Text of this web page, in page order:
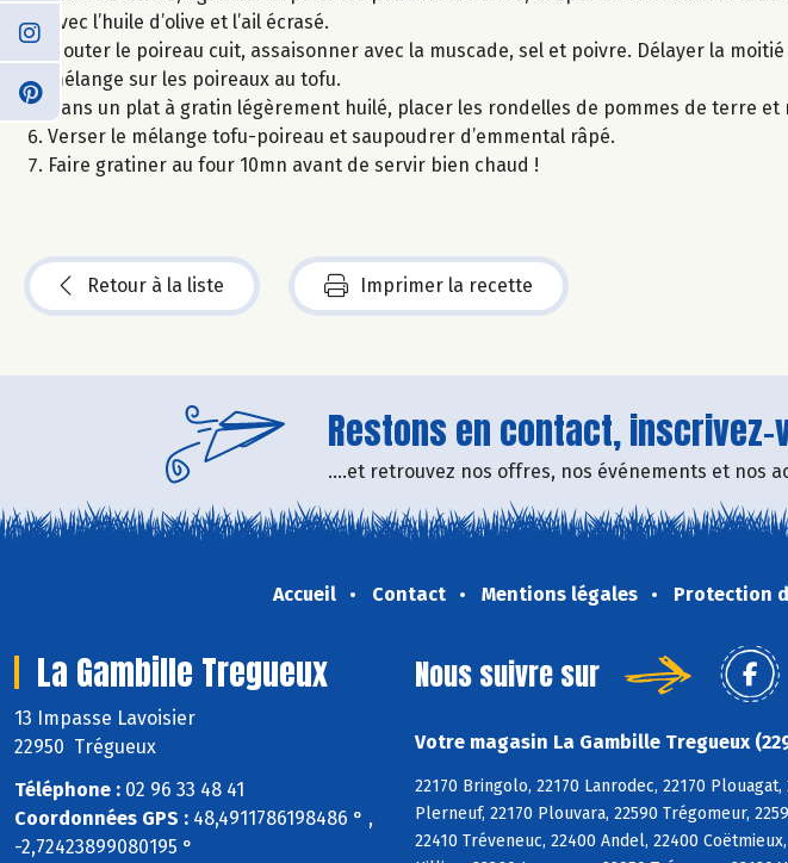
avec l’huile d’olive et l’ail écrasé.
Ajouter le poireau cuit, assaisonner avec la muscade, sel et poivre. Délayer la
mélange sur les poireaux au tofu.
Dans un plat à gratin légèrement huilé, placer les rondelles de pommes de terre
Verser le mélange tofu-poireau et saupoudrer d’emmental râpé.
Faire gratiner au four 10mn avant de servir bien chaud !
Retour à la liste Imprimer la recette
Restons en contact,
....et retrouvez nos offres, nos événements et nos
Accueil Contact Mentions légales Protection
La Gambille Tregueux
13 Impasse Lavoisier
22950 Trégueux
Téléphone : 02 96 33 48 41
Coordonnées GPS : 48,4911786198486 ° ,
-2,72423899080195 °
Nous suivre sur
Votre magasin La Gambille Tregueux
22170 Bringolo, 22170 Lanrodec, 22170
Plerneuf, 22170 Plouvara, 22590 Trégomeur,
22410 Tréveneuc, 22400 Andel, 22400